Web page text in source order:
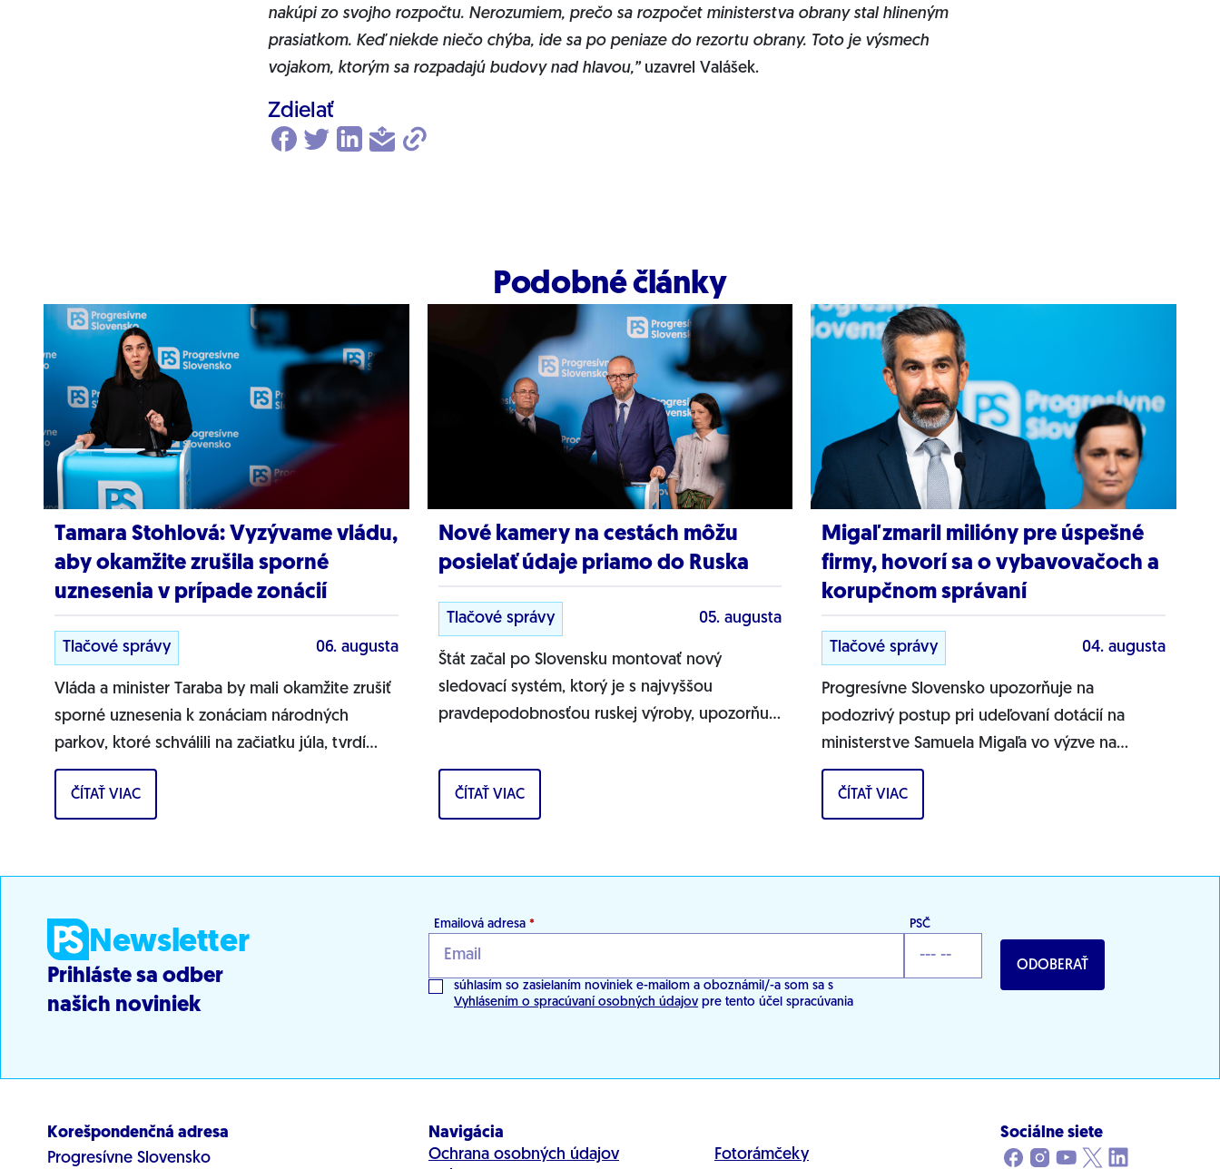
nakúpi zo svojho rozpočtu. Nerozumiem, prečo sa rozpočet ministerstva obrany stal hlineným
prasiatkom. Keď niekde niečo chýba, ide sa po peniaze do rezortu obrany. Toto je výsmech
vojakom, ktorým sa rozpadajú budovy nad hlavou,”uzavrel Valášek.
Zdielať
Podobné články
Tamara Stohlová: Vyzývame vládu,
aby okamžite zrušila sporné
uznesenia v prípade zonácií
Tlačové správy 06. augusta
Vláda a minister Taraba by mali okamžite zrušiť
sporné uznesenia k zonáciam národných
parkov, ktoré schválili na začiatku júla, tvrdí
líderka zmeny PS pre životné prostredie
Tamara...
ČÍTAŤ VIAC
Nové kamery na cestách môžu
posielať údaje priamo do Ruska
Tlačové správy 05. augusta
Štát začal po Slovensku montovať nový
sledovací systém, ktorý je s najvyššou
pravdepodobnosťou ruskej výroby, upozorňuje
objavujú nové...
ČÍTAŤ VIAC
Migaľ zmaril milióny pre úspešné
firmy, hovorí sa o vybavovačoch a
korupčnom správaní
Tlačové správy 04. augusta
Progresívne Slovensko upozorňuje na
podozrivý postup pri udeľovaní dotácií na
ministerstve Samuela Migaľa vo výzve na
podporu výskumu a vývoja v oblasti digitálnej
transformácie...
ČÍTAŤ VIAC
Newsletter
Prihláste sa odber
našich noviniek
Emailová adresa * PSČ
súhlasím so zasielaním noviniek e-mailom a oboznámil/-a som sa s
Vyhlásením o spracúvaní osobných údajov pre tento účel spracúvania
ODOBERAŤ
Navigácia
Ochrana osobných údajov
Fotorámčeky
Sociálne siete
Korešpondenčná adresa
Progresívne Slovensko